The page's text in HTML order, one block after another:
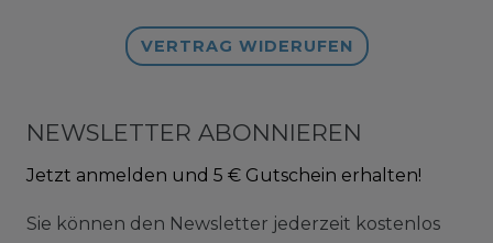
VERTRAG WIDERUFEN
NEWSLETTER ABONNIEREN
Jetzt anmelden und 5 € Gutschein erhalten!
Sie können den Newsletter jederzeit kostenlos